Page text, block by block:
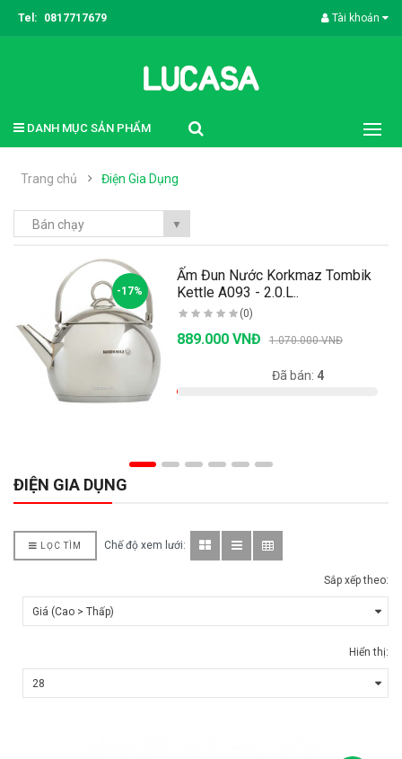
Tel: 0817717679 Tài khoản
DANH MỤC SẢN PHẨM
Trang chủ Điện Gia Dụng
Bán chạy ▼
-17%
Ấm Đun Nước Korkmaz Tombik
Kettle A093 - 2.0.L..
(0)
889.000 VNĐ 1.070.000 VNĐ
Đã bán: 4
ĐIỆN GIA DỤNG
LỌC TÌM Chế độ xem lưới:
Sắp xếp theo:
Hiển thị: